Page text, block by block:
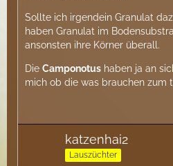
Sollte ich irgendein Granulat
haben Granulat im
ansonsten ihre Körner überall.
Die Camponotus haben ja an
mich ob die was brauchen zum
katzenhai2
Lauszüchter